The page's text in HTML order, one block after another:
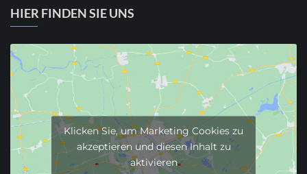
HIER FINDEN SIE UNS
Klicken Sie, um Marketing Cookies zu
akzeptieren und diesen Inhalt zu
aktivieren